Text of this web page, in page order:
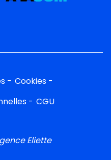
Cookies
CGU
Eliette